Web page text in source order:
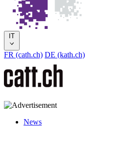
IT
FR (cath.ch) DE (kath.ch)
News